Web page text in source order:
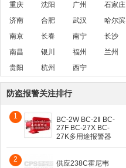
重庆
沈阳 广州
石家庄
济南
合肥 武汉
哈尔滨
南京
长春 南宁
长沙
南昌
银川 福州
兰州
贵阳
杭州 西宁
防盗报警关注排行
1
BC-2W BC-2Ⅱ BC-
27F BC-27X BC-
27K多用途报警器
2
供应238C霍尼韦